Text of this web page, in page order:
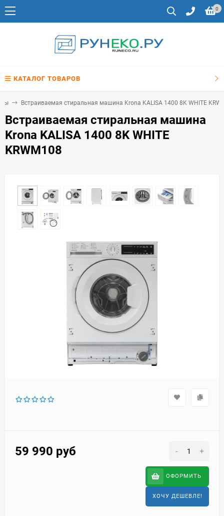
0
КАТАЛОГ ТОВАРОВ
Встраиваемая стиральная машина Krona KALISA 1400 8K WHITE
Встраиваемая стиральная машина
Krona KALISA 1400 8K WHITE
KRWM108
59 990 руб - +
ОФОРМИТЬ
ХОЧУ ДЕШЕВЛЕ!